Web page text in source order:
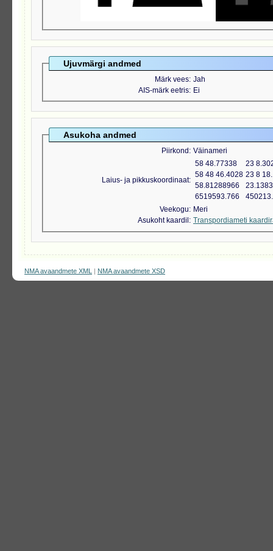
Ujuvmärgi andmed
Märk vees Jah
AIS-märk eetris Ei
Asukoha andmed
Piirkond Väinameri
Laius- ja pikkuskoordinaat
58 48.77338
23
58 48 46.4028 23 8
58.81288966
6519593.766
Veekogu
Meri
Asukoht kaardil
Transpordiameti
NMA avaandmete XML | NMA avaandmete XSD